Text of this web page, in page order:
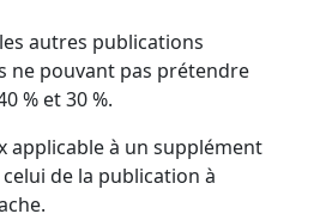
autres publications
ne pouvant pas prétendre
% et 30 %.
applicable à un supplément
de la publication à